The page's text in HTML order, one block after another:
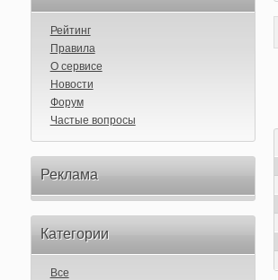
Рейтинг
Правила
О сервисе
Новости
Форум
Частые вопросы
Реклама
Категории
Все